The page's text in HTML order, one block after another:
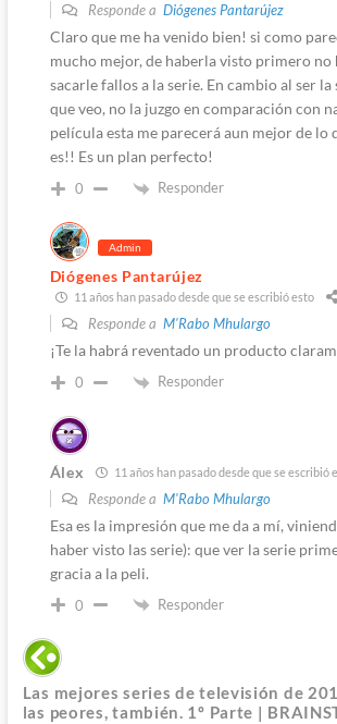
Responde a Diógenes Pantarújez
Claro que me ha venido bien! si como
mucho mejor, de haberla visto primero no
sacarle fallos a la serie. En cambio al ser
que veo, no la juzgo en comparación con
película esta me parecerá aun mejor de lo
es!! Es un plan perfecto!
0 Responder
Admin
Diógenes Pantarújez
11 años han pasado desde que se escribió esto
Responde a M'Rabo Mhulargo
¡Te la habrá reventado un producto
0 Responder
Álex 11 años han pasado desde que se escribió
Responde a M'Rabo Mhulargo
Esa es la impresión que me da a mí,
haber visto las serie): que ver la serie
gracia a la peli.
0 Responder
Las mejores series de televisión de
las peores, también. 1º Parte |